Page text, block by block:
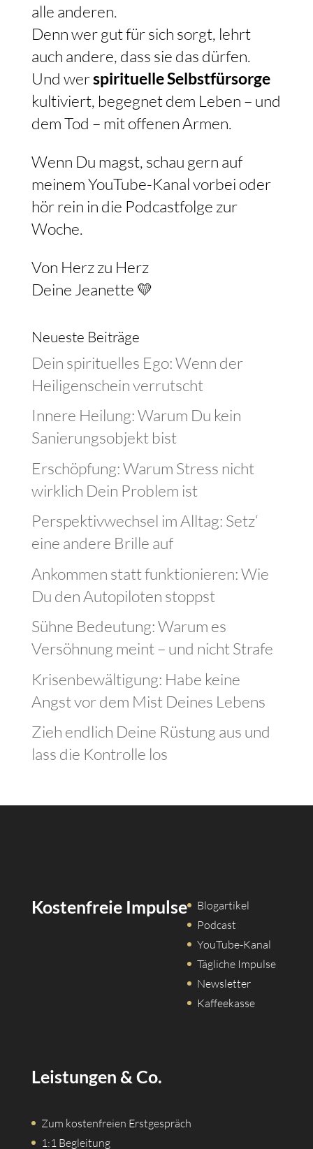
alle anderen.
Denn wer gut für sich sorgt, lehrt
auch andere, dass sie das dürfen.
Und werspirituelle Selbstfürsorge
kultiviert, begegnet dem Leben – und
dem Tod – mit offenen Armen.
Wenn Du magst, schau gern auf
meinem YouTube-Kanal vorbei oder
hör rein in die Podcastfolge zur
Woche.
Von Herz zu Herz
Deine Jeanette 💛
Neueste Beiträge
Dein spirituelles Ego: Wenn der
Heiligenschein verrutscht
Innere Heilung: Warum Du kein
Sanierungsobjekt bist
Erschöpfung: Warum Stress nicht
wirklich Dein Problem ist
Perspektivwechsel im Alltag: Setz‘
eine andere Brille auf
Ankommen statt funktionieren: Wie
Du den Autopiloten stoppst
Sühne Bedeutung: Warum es
Versöhnung meint – und nicht Strafe
Krisenbewältigung: Habe keine
Angst vor dem Mist Deines Lebens
Zieh endlich Deine Rüstung aus und
lass die Kontrolle los
Kostenfreie Impulse
Blogartikel
Podcast
YouTube-Kanal
Tägliche Impulse
Newsletter
Kaffeekasse
Leistungen & Co.
Zum kostenfreien Erstgespräch
1:1 Begleitung